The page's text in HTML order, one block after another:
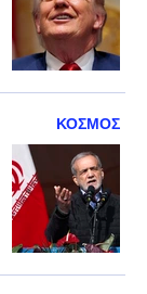
ΚΟΣΜΟΣ